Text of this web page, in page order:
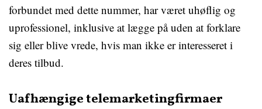
forbundet med dette nummer, har været uhøflig og
uprofessionel, inklusive at lægge på uden at forklare
sig eller blive vrede, hvis man ikke er interesseret i
deres tilbud.
Uafhængige telemarketingfirmaer